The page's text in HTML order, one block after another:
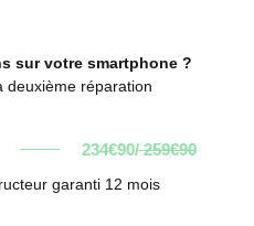
sur votre smartphone ?
deuxième réparation
234€90/259€90
garanti 12 mois